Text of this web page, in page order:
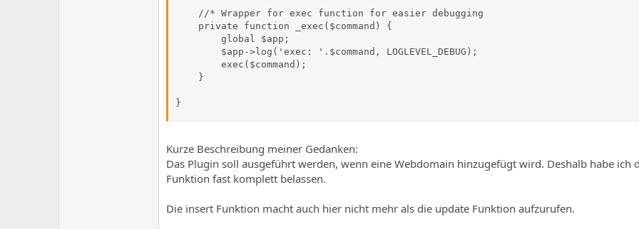
    //* Wrapper for exec function for easier debugging
    private function _exec($command) {
        global $app;
        $app->log('exec: '.$command, LOGLEVEL_DEBUG);
        exec($command);
    }
}
Kurze Beschreibung meiner Gedanken:
Das Plugin soll ausgeführt werden, wenn eine Webdomain hinzugefügt wird. Deshalb habe ich
Funktion fast komplett belassen.
Die insert Funktion macht auch hier nicht mehr als die update Funktion aufzurufen.